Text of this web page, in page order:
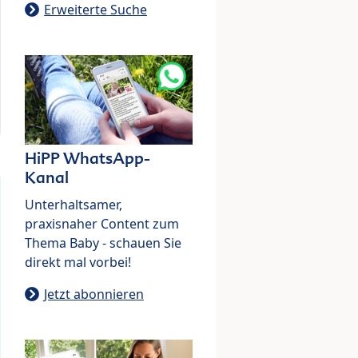
Erweiterte Suche
HiPP WhatsApp-
Kanal
Unterhaltsamer,
praxisnaher Content zum
Thema Baby - schauen Sie
direkt mal vorbei!
Jetzt abonnieren